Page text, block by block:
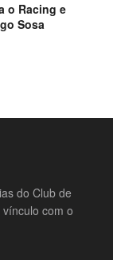
o Racing e
Sosa
do Club de
com o